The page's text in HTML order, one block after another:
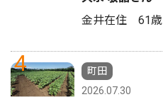
金井在住 61歳
4
町田
2026.07.30